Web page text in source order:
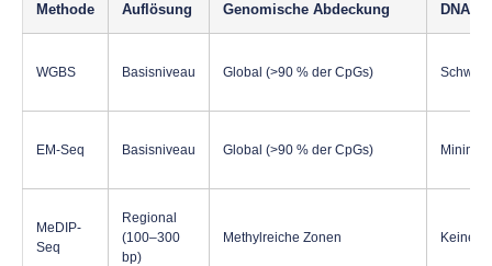
Methode Auflösung Genomische Abdeckung DNA-
WGBS Basisniveau Global (>90 % der CpGs) Schwer
EM-Seq Basisniveau Global (>90 % der CpGs)
MeDIP-
Seq
Regional
(100–300
bp)
Methylreiche Zonen Keine